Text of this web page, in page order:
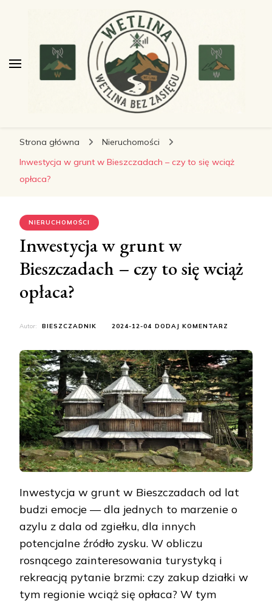
wetlinabezzasiegu.pl
Strona główna
Nieruchomości
Inwestycja w grunt w Bieszczadach – czy to się wciąż
opłaca?
NIERUCHOMOŚCI
Inwestycja w grunt w
Bieszczadach – czy to się wciąż
opłaca?
Autor: BIESZCZADNIK 2024-12-04 DODAJ KOMENTARZ
GRUNT
W
–
CZY
TO
SIĘ
WCIĄŻ
OPŁACA?
Inwestycja w grunt w Bieszczadach od lat
budzi emocje — dla jednych to marzenie o
azylu z dala od zgiełku, dla innych
potencjalne źródło zysku. W obliczu
rosnącego zainteresowania turystyką i
rekreacją pytanie brzmi: czy zakup działki w
tym regionie wciąż się opłaca? W tym